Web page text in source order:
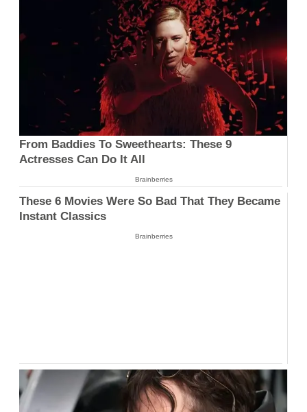
From Baddies To Sweethearts: These 9
Actresses Can Do It All
Brainberries
These 6 Movies Were So Bad That They Became
Instant Classics
Brainberries